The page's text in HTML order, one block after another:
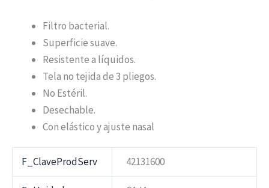
Filtro bacterial.
Superficie suave.
Resistente a líquidos.
Tela no tejida de 3 pliegos.
No Estéril.
Desechable.
Con elástico y ajuste nasal
F_ClaveProdServ 42131600